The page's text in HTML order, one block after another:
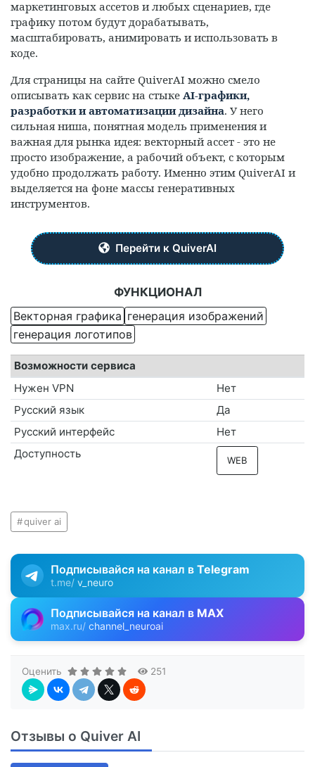
маркетинговых ассетов и любых сценариев, где
графику потом будут дорабатывать,
масштабировать, анимировать и использовать в
коде.
Для страницы на сайте QuiverAI можно смело
описывать как сервис на стыке AI-графики,
разработки и автоматизации дизайна. У него
сильная ниша, понятная модель применения и
важная для рынка идея: векторный ассет - это не
просто изображение, а рабочий объект, с которым
удобно продолжать работу. Именно этим QuiverAI и
выделяется на фоне массы генеративных
инструментов.
Перейти к QuiverAI
ФУНКЦИОНАЛ
Векторная графика генерация изображений
генерация логотипов
Возможности сервиса
Нужен VPN
Нет
Русский язык
Да
Русский интерфейс
Нет
Доступность
WEB
quiver ai
Подписывайся на канал в Telegram
t.me/ v_neuro
Подписывайся на канал в MAX
max.ru/ channel_neuroai
Оценить 251
Отзывы о Quiver AI